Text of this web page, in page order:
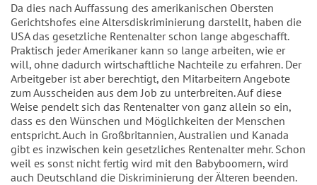
Da dies nach Auffassung des amerikanischen Obersten
Gerichtshofes eine Altersdiskriminierung darstellt, haben die
USA das gesetzliche Rentenalter schon lange abgeschafft.
Praktisch jeder Amerikaner kann so lange arbeiten, wie er
will, ohne dadurch wirtschaftliche Nachteile zu erfahren. Der
Arbeitgeber ist aber berechtigt, den Mitarbeitern Angebote
zum Ausscheiden aus dem Job zu unterbreiten. Auf diese
Weise pendelt sich das Rentenalter von ganz allein so ein,
dass es den Wünschen und Möglichkeiten der Menschen
entspricht. Auch in Großbritannien, Australien und Kanada
gibt es inzwischen kein gesetzliches Rentenalter mehr. Schon
weil es sonst nicht fertig wird mit den Babyboomern, wird
auch Deutschland die Diskriminierung der Älteren beenden.